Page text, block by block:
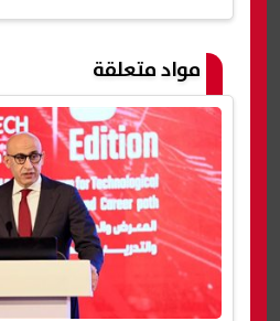
مواد متعلقة